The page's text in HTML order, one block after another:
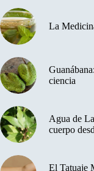
La
ciencia
Agua de
cuerpo
El Tatuaje